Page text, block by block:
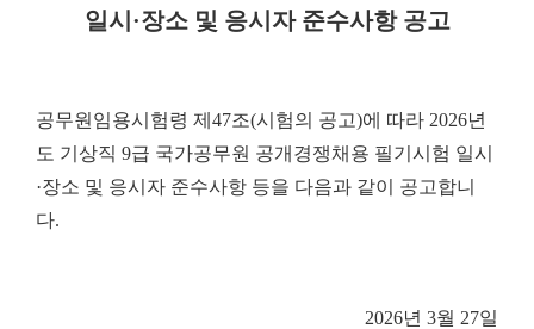
일시·장소 및 응시자 준수사항 공고
공무원임용시험령 제47조(시험의 공고)에 따라 2026년
도 기상직 9급 국가공무원 공개경쟁채용 필기시험 일시
·장소 및 응시자 준수사항 등을 다음과 같이 공고합니
다.
2026년 3월 27일